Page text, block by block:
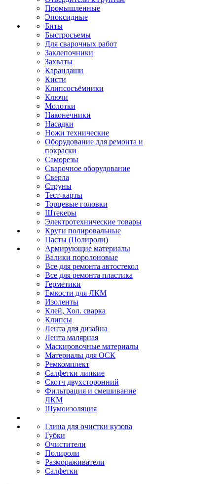
Промышленные
Эпоксидные
Биты
Быстросъемы
Для сварочных работ
Заклепочники
Захваты
Карандаши
Кисти
Клипсосъёмники
Ключи
Молотки
Наконечники
Насадки
Ножи технические
Оборудование для ремонта и
покраски
Саморезы
Сварочное оборудование
Сверла
Струны
Тест-карты
Торцевые головки
Штекеры
Электротехнические товары
Круги полировальные
Пасты (Полироли)
Армирующие материалы
Валики поролоновые
Все для ремонта автостекол
Все для ремонта пластика
Герметики
Емкости для ЛКМ
Изоленты
Клей, Хол. сварка
Клипсы
Лента для дизайна
Лента малярная
Маскировочные материалы
Материалы для ОСК
Ремкомплект
Салфетки липкие
Скотч двухсторонний
Фильтрация и смешивание
ЛКМ
Шумоизоляция
Глина для очистки кузова
Губки
Очистители
Полироли
Размораживатели
Салфетки